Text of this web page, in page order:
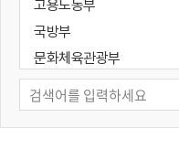
고용노동부
국방부
문화체육관광부
성평등가족부
통일부